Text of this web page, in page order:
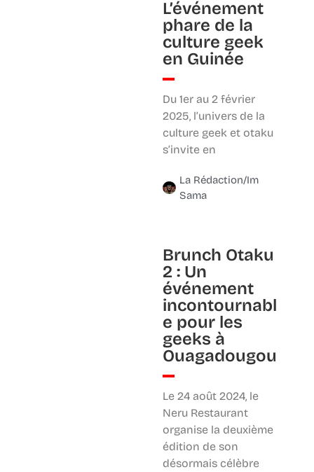
L’événement
phare de la
culture geek
en Guinée
Du 1er au 2 février
2025, l’univers de la
culture geek et otaku
s’invite en
La Rédaction/Im
Sama
Brunch Otaku
2 : Un
événement
incontournabl
e pour les
geeks à
Ouagadougou
Le 24 août 2024, le
Neru Restaurant
organise la deuxième
édition de son
désormais célèbre